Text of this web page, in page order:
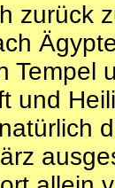
zurück
Tempel
und